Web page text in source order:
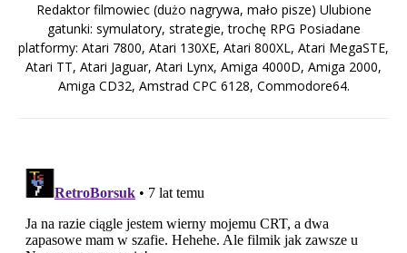
Redaktor filmowiec (dużo nagrywa, mało pisze) Ulubione
gatunki: symulatory, strategie, trochę RPG Posiadane
platformy: Atari 7800, Atari 130XE, Atari 800XL, Atari MegaSTE,
Atari TT, Atari Jaguar, Atari Lynx, Amiga 4000D, Amiga 2000,
Amiga CD32, Amstrad CPC 6128, Commodore64.